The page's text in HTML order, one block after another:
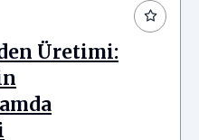
Üretimi: